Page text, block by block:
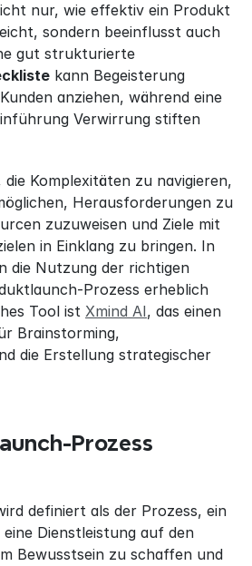
nur, wie effektiv ein Produkt
sondern beeinflusst auch
kann Begeisterung
anziehen, während eine
Verwirrung stiften
Komplexitäten zu navigieren,
Herausforderungen zu
zuzuweisen und Ziele mit
in Einklang zu bringen. In
die Nutzung der richtigen
Prozess erheblich
Tool ist Xmind AI, das einen
Brainstorming,
die Erstellung strategischer
Prozess
definiert als der Prozess, ein
Dienstleistung auf den
Bewusstsein zu schaffen und